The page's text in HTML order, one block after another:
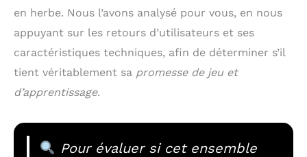
en herbe. Nous l’avons analysé pour vous, en nous
appuyant sur les retours d’utilisateurs et ses
caractéristiques techniques, afin de déterminer s’il
tient véritablement sa promesse de jeu et
d’apprentissage.
Pour évaluer si cet ensemble